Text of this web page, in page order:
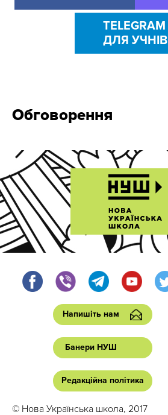
TELEGRAM
ДЛЯ УЧНІВ
Обговорення
Напишіть нам
Банери НУШ
Редакційна політика
© Нова Українська школа, 2017